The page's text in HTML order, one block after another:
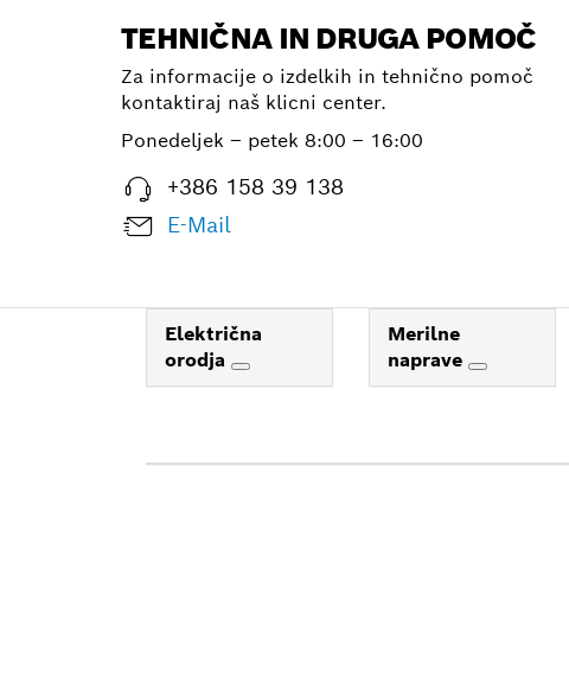
TEHNIČNA IN DRUGA POMOČ
Za informacije o izdelkih in tehnično pomoč
kontaktiraj naš klicni center.
Ponedeljek – petek 8:00 – 16:00
+386 158 39 138
E-Mail
Električna
orodja
Merilne
naprave